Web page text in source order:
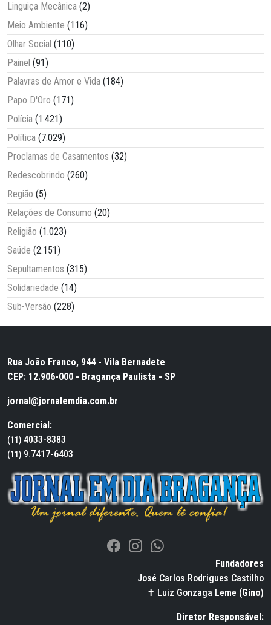
Linguiça Mecânica (2)
Meio Ambiente (116)
Olhar Social (110)
Painel (91)
Palavras de Amor e Vida (184)
Papo D'Oro (171)
Polícia (1.421)
Política (7.029)
Proclamas de Casamentos (32)
Redescobrindo (260)
Região (5)
Relações de Consumo (20)
Religião (1.023)
Saúde (2.151)
Sepultamentos (315)
Solidariedade (14)
Sub-Versão (228)
Rua João Franco, 944 - Vila Bernadete
CEP: 12.906-000 - Bragança Paulista - SP
jornal@jornalemdia.com.br
Comercial:
(11) 4033-8383
(11) 9.7417-6403
Fundadores
José Carlos Rodrigues Castilho
✝ Luiz Gonzaga Leme (Gino)
Diretor Responsável: